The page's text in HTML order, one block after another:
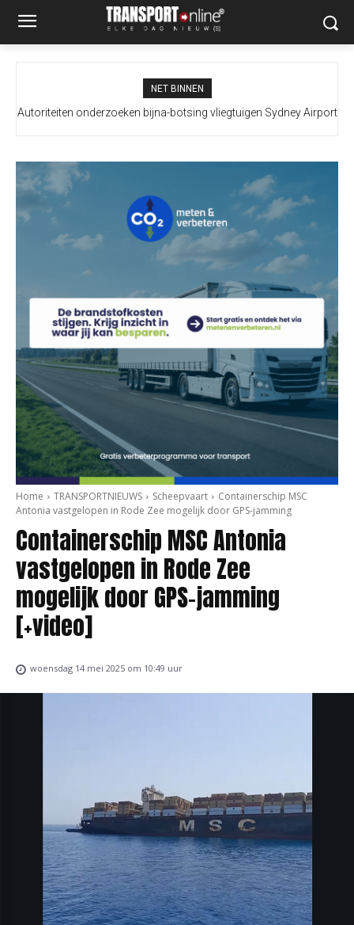
NET BINNEN
Autoriteiten onderzoeken bijna-botsing vliegtuigen Sydney Airport
Home TRANSPORTNIEUWS Scheepvaart
Containerschip MSC
Antonia vastgelopen in Rode Zee mogelijk door GPS-jamming
Containerschip MSC Antonia
vastgelopen in Rode Zee
mogelijk door GPS-jamming
[+video]
woensdag 14 mei 2025 om 10:49 uur